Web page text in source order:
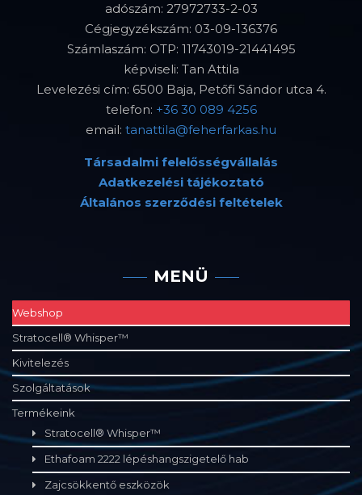
adószám: 27972733-2-03
Cégjegyzékszám: 03-09-136376
Számlaszám: OTP: 11743019-21441495
képviseli: Tan Attila
Levelezési cím: 6500 Baja, Petőfi Sándor utca 4.
telefon: +36 30 089 4256
email: tanattila@feherfarkas.hu
Társadalmi felelősségvállalás
Adatkezelési tájékoztató
Általános szerződési feltételek
MENÜ
Webshop
Stratocell® Whisper™
Kivitelezés
Szolgáltatások
Termékeink
Stratocell® Whisper™
Ethafoam 2222 lépéshangszigetelő hab
Zajcsökkentő eszközök